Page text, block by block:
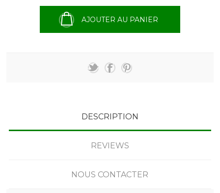
AJOUTER AU PANIER
DESCRIPTION
REVIEWS
NOUS CONTACTER